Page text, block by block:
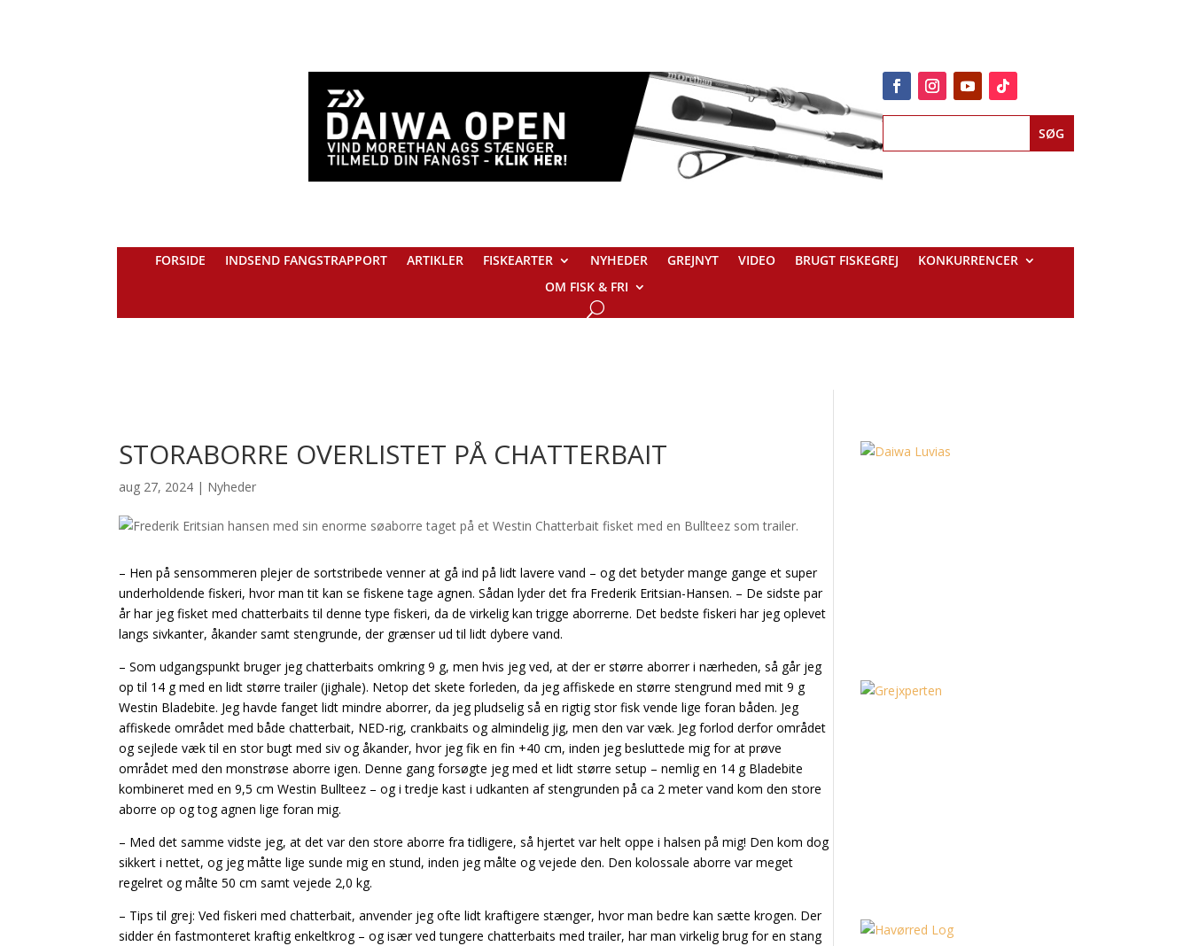
FORSIDE INDSEND FANGSTRAPPORT ARTIKLER FISKEARTER NYHEDER GREJNYT VIDEO BRUGT FISKEGREJ
KONKURRENCER
OM FISK & FRI
STORABORRE OVERLISTET PÅ CHATTERBAIT
aug 27, 2024 | Nyheder
– Hen på sensommeren plejer de sortstribede venner at gå ind på lidt lavere vand – og det betyder mange gange et super
underholdende fiskeri, hvor man tit kan se fiskene tage agnen. Sådan lyder det fra Frederik Eritsian-Hansen. – De sidste par
år har jeg fisket med chatterbaits til denne type fiskeri, da de virkelig kan trigge aborrerne. Det bedste fiskeri har jeg oplevet
langs sivkanter, åkander samt stengrunde, der grænser ud til lidt dybere vand.
– Som udgangspunkt bruger jeg chatterbaits omkring 9 g, men hvis jeg ved, at der er større aborrer i nærheden, så går jeg
op til 14 g med en lidt større trailer (jighale). Netop det skete forleden, da jeg affiskede en større stengrund med mit 9 g
Westin Bladebite. Jeg havde fanget lidt mindre aborrer, da jeg pludselig så en rigtig stor fisk vende lige foran båden. Jeg
affiskede området med både chatterbait, NED-rig, crankbaits og almindelig jig, men den var væk. Jeg forlod derfor området
og sejlede væk til en stor bugt med siv og åkander, hvor jeg fik en fin +40 cm, inden jeg besluttede mig for at prøve
området med den monstrøse aborre igen. Denne gang forsøgte jeg med et lidt større setup – nemlig en 14 g Bladebite
kombineret med en 9,5 cm Westin Bullteez – og i tredje kast i udkanten af stengrunden på ca 2 meter vand kom den store
aborre op og tog agnen lige foran mig.
– Med det samme vidste jeg, at det var den store aborre fra tidligere, så hjertet var helt oppe i halsen på mig! Den kom dog
sikkert i nettet, og jeg måtte lige sunde mig en stund, inden jeg målte og vejede den. Den kolossale aborre var meget
regelret og målte 50 cm samt vejede 2,0 kg.
– Tips til grej: Ved fiskeri med chatterbait, anvender jeg ofte lidt kraftigere stænger, hvor man bedre kan sætte krogen. Der
sidder én fastmonteret kraftig enkeltkrog – og især ved tungere chatterbaits med trailer, har man virkelig brug for en stang